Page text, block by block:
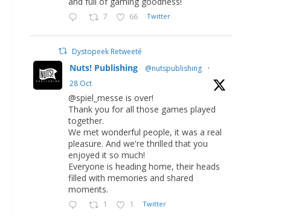
7 66 Twitter
Dystopeek Retweeté
Nuts! Publishing @nutspublishing
·
28 Oct
@spiel_messe is over!
Thank you for all those games played
together.
We met wonderful people, it was a real
pleasure. And we're thrilled that you
enjoyed it so much!
Everyone is heading home, their heads
filled with memories and shared
moments.
1 1 Twitter